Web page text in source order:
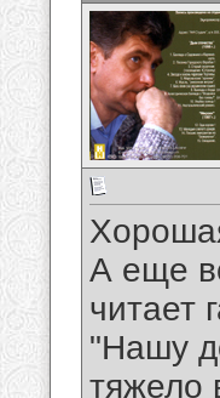
А еще
читает
"Нашу
тяжело